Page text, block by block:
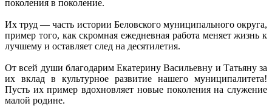
поколения в поколение.
Их труд — часть истории Беловского муниципального округа,
пример того, как скромная ежедневная работа меняет жизнь к
лучшему и оставляет след на десятилетия.
От всей души благодарим Екатерину Васильевну и Татьяну за
их вклад в культурное развитие нашего муниципалитета!
Пусть их пример вдохновляет новые поколения на служение
малой родине.